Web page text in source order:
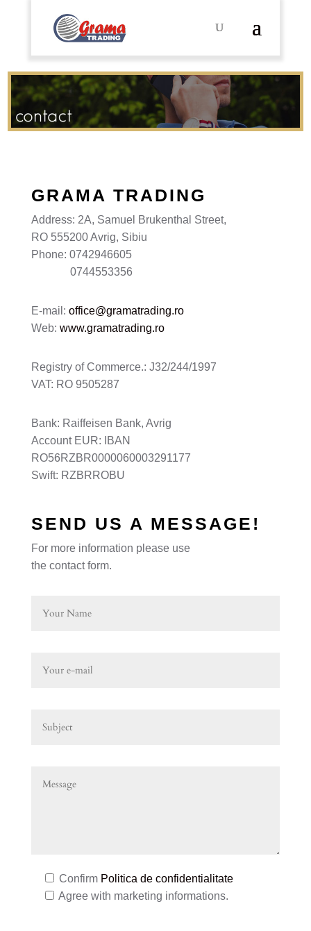
GRAMA TRADING
Address: 2A, Samuel Brukenthal Street,
RO 555200 Avrig, Sibiu
Phone: 0742946605
0744553356
E-mail: office@gramatrading.ro
Web: www.gramatrading.ro
Registry of Commerce.: J32/244/1997
VAT: RO 9505287
Bank: Raiffeisen Bank, Avrig
Account EUR: IBAN
RO56RZBR0000060003291177
Swift: RZBRROBU
SEND US A MESSAGE!
For more information please use
the contact form.
Confirm Politica de confidentialitate
Agree with marketing informations.